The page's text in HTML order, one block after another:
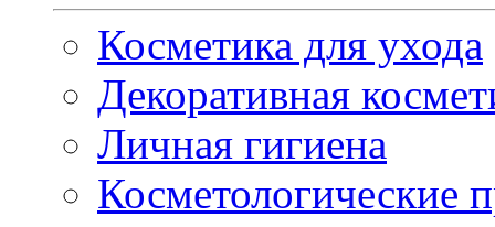
Косметика для ухода
Декоративная
Личная гигиена
Косметологические